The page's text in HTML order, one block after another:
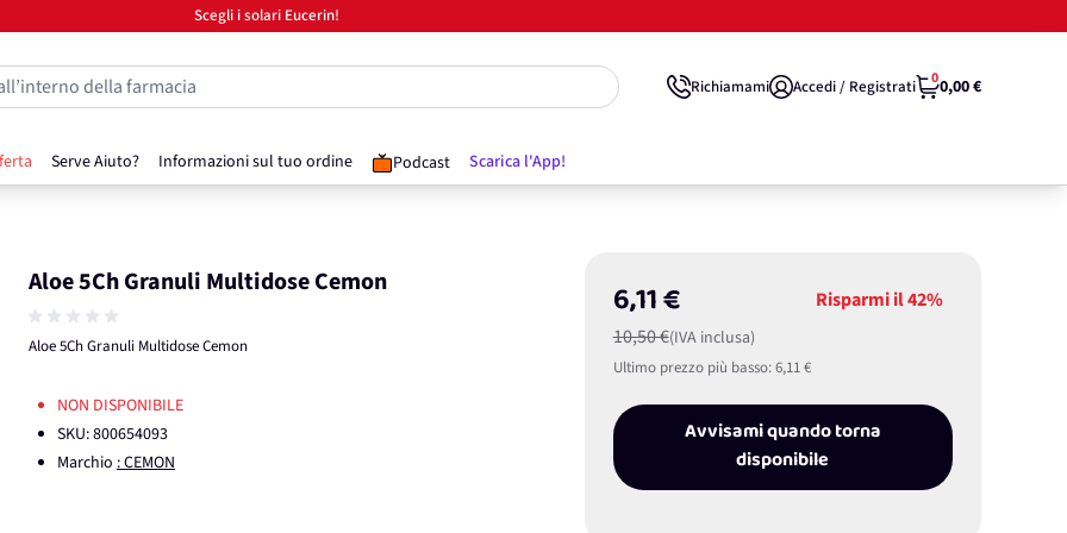
Scegli i solari Eucerin!
Serve Aiuto? Informazioni sul tuo ordine Podcast Scarica l'App!
della farmacia Richiamami Accedi / Registrati 00,00 €
Aloe 5Ch Granuli Multidose Cemon
Aloe 5Ch Granuli Multidose Cemon
6,11 €
10,50 €(IVA inclusa)
Risparmi il42%
Ultimo prezzo più basso:6,11 €
Avvisami quando torna
disponibile
NON DISPONIBILE
SKU:800654093
Marchio : CEMON